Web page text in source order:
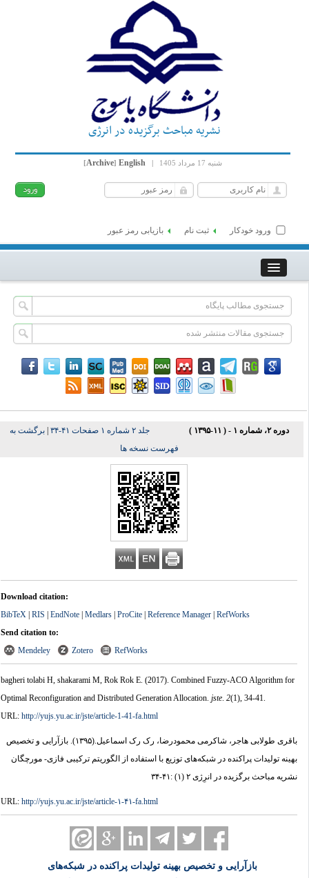
نشریه مباحث برگزیده در انرژی
شنبه 17 مرداد 1405 |
English
[Archive]
ورود خودکار ثبت نام بازیابی رمز عبور
دوره ۲، شماره ۱ - ( ۱۱-۱۳۹۵ ) جلد ۲ شماره ۱ صفحات ۴۱-۳۴ |برگشت به
فهرست نسخه ها
Download citation:
BibTeX|RIS|EndNote|Medlars|ProCite|Reference Manager|RefWorks
Send citation to:
Mendeley
Zotero RefWorks
bagheri tolabi H, shakarami M, Rok Rok E.(2017).Combined Fuzzy-ACO Algorithm for
Optimal Reconfiguration and Distributed Generation Allocation.jste.2(1), 34-41.
URL:http://yujs.yu.ac.ir/jste/article-1-41-fa.html
باقری طولابی هاجر، شاکرمی محمودرضا، رک رک اسماعیل.(۱۳۹۵).
بازآرایی و تخصیص
بهینه تولیدات پراکنده در شبکه‌های توزیع با استفاده از الگوریتم ترکیبی فازی- مورچگان
نشریه مباحث برگزیده در انرِژی ۲ (۱) :۴۱-۳۴
URL:http://yujs.yu.ac.ir/jste/article-۱-۴۱-fa.html
بازآرایی و تخصیص بهینه تولیدات پراکنده در شبکه‌های